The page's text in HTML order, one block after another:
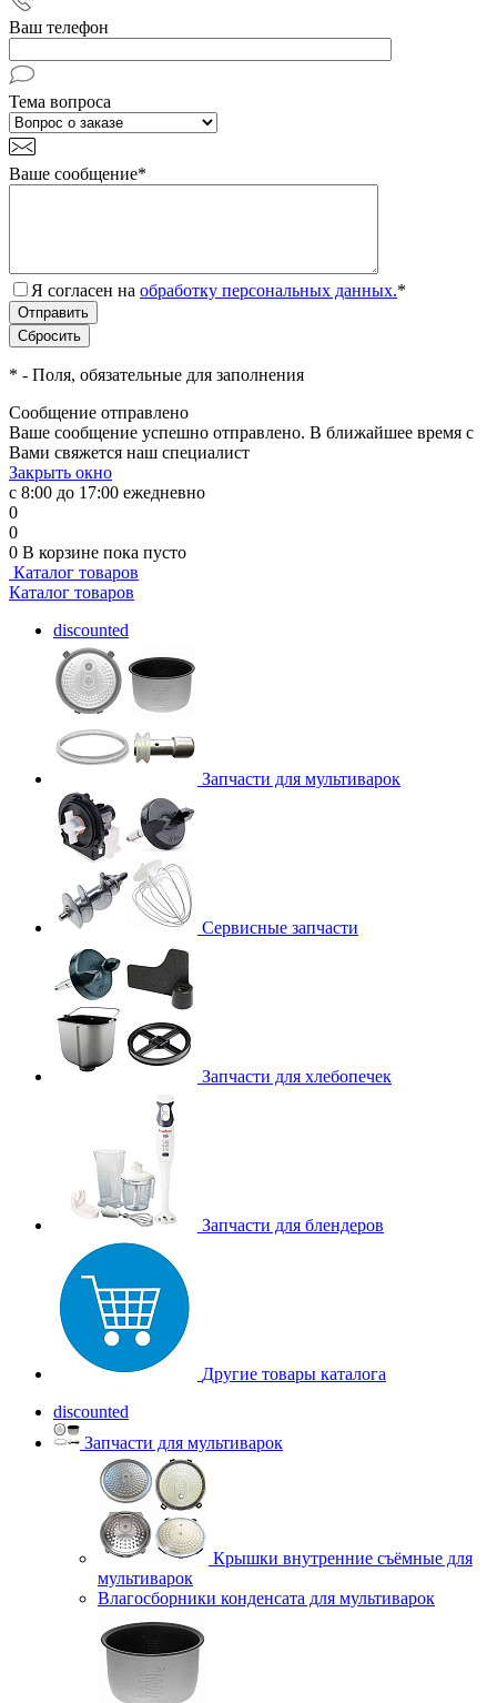
Ваш телефон
Тема вопроса
Ваше сообщение*
Я согласен на обработку персональных данных.*
* - Поля, обязательные для заполнения
Сообщение отправлено
Ваше сообщение успешно отправлено. В ближайшее время с
Вами свяжется наш специалист
Закрыть окно
с 8:00 до 17:00 ежедневно
0
0
0 В корзине пока пусто
Каталог товаров
Каталог товаров
discounted
Запчасти для мультиварок
Сервисные запчасти
Запчасти для хлебопечек
Запчасти для блендеров
Другие товары каталога
discounted
Запчасти для мультиварок
Крышки внутренние съёмные для
мультиварок
Влагосборники конденсата для мультиварок